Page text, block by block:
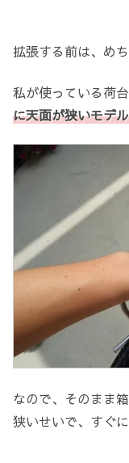
拡張する前は、め
私が使っている荷
に天面が狭いモデル
なので、そのまま
狭いせいで、すぐ